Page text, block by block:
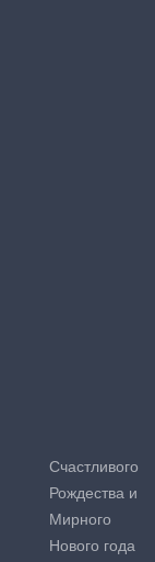
Счастливого
Рождества и
Мирного
Нового года